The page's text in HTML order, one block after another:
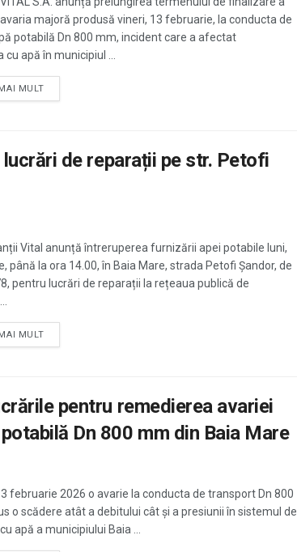
majoră produsă vineri, 13 februarie, la conducta de
potabilă Dn 800 mm, incident care a afectat
apă în municipiul ...
MULT
de reparații pe str. Petofi
Vital anunță întreruperea furnizării apei potabile luni,
până la ora 14.00, în Baia Mare, strada Petofi Șandor, de
pentru lucrări de reparații la rețeaua publică de
MULT
pentru remedierea avariei
Dn 800 mm din Baia Mare
februarie 2026 o avarie la conducta de transport Dn 800
o scădere atât a debitului cât și a presiunii în sistemul de
apă a municipiului Baia ...